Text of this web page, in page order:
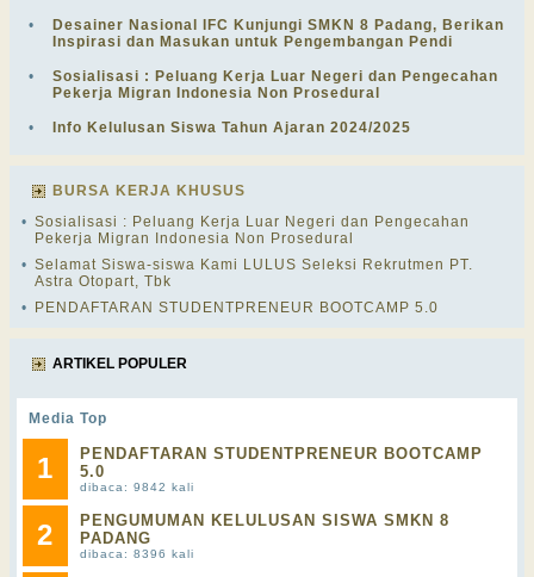
•
Desainer Nasional IFC Kunjungi SMKN 8 Padang, Berikan
Inspirasi dan Masukan untuk Pengembangan Pendi
•
Sosialisasi : Peluang Kerja Luar Negeri dan Pengecahan
Pekerja Migran Indonesia Non Prosedural
• Info Kelulusan Siswa Tahun Ajaran 2024/2025
BURSA KERJA KHUSUS
• Sosialisasi : Peluang Kerja Luar Negeri dan Pengecahan
Pekerja Migran Indonesia Non Prosedural
• Selamat Siswa-siswa Kami LULUS Seleksi Rekrutmen PT.
Astra Otopart, Tbk
•
PENDAFTARAN STUDENTPRENEUR BOOTCAMP 5.0
ARTIKEL POPULER
Media Top
1
PENDAFTARAN STUDENTPRENEUR BOOTCAMP
5.0
dibaca: 9842 kali
2
PENGUMUMAN KELULUSAN SISWA SMKN 8
PADANG
dibaca: 8396 kali